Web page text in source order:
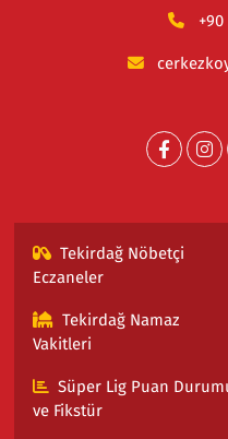
+90
Tekirdağ Nöbetçi
Eczaneler
Tekirdağ Namaz
Vakitleri
Süper Lig Puan
ve Fikstür